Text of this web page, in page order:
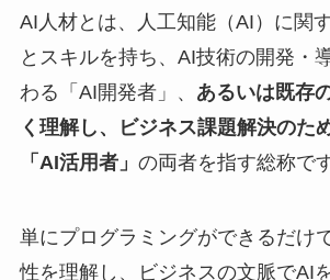
AI人材とは、人工知能（AI）に関
とスキルを持ち、AI技術の開発・
わる「AI開発者」、 あるいは既存
く理解し、ビジネス課題解決のた
「AI活用者」 の両者を指す総称です
単にプログラミングができるだけ
性を理解し、ビジネスの文脈でAI